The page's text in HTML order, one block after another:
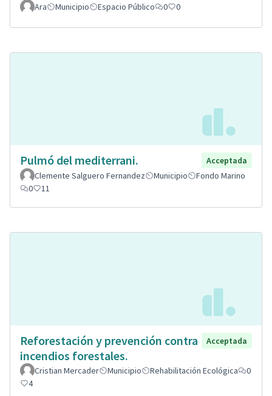
Ara Municipio Espacio Público 0 0
Pulmó del mediterrani.
Acceptada
Clemente Salguero Fernandez
Municipio
Fondo Marino
0
11
Reforestación y prevención contra
incendios forestales.
Acceptada
Cristian Mercader Municipio Rehabilitación Ecológica
0
4